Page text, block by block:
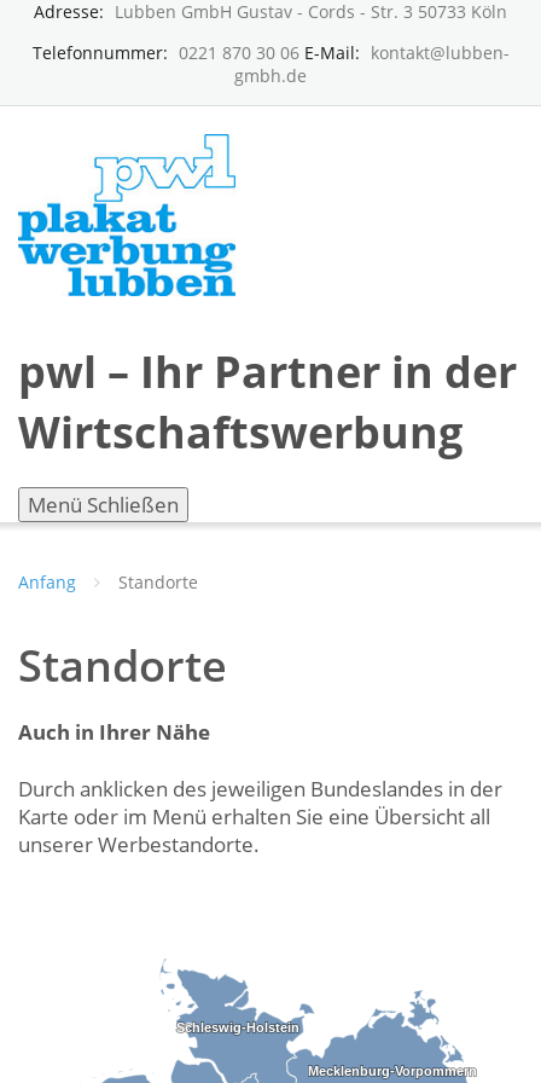
Adresse: Lubben GmbH Gustav - Cords - Str. 3 50733 Köln
Telefonnummer: 0221 870 30 06E-Mail: kontakt@lubben-
gmbh.de
pwl – Ihr Partner in der
Wirtschaftswerbung
Menü Schließen
Anfang Standorte
Standorte
Auch in Ihrer Nähe
Durch anklicken des jeweiligen Bundeslandes in der
Karte oder im Menü erhalten Sie eine Übersicht all
unserer Werbestandorte.
Mecklenburg-Vorpommern
Mecklenburg-Vorpommern
Schleswig-Holstein
Schleswig-Holstein